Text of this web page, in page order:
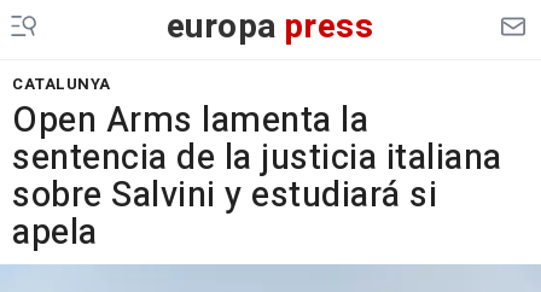
europa press
CATALUNYA
Open Arms lamenta la
sentencia de la justicia italiana
sobre Salvini y estudiará si
apela